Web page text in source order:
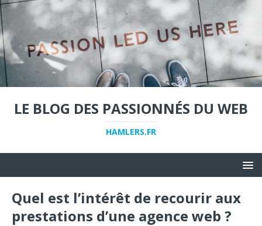
LE BLOG DES PASSIONNÉS DU WEB
HAMLERS.FR
Quel est l’intérêt de recourir aux
prestations d’une agence web ?